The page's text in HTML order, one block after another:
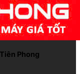
Phong